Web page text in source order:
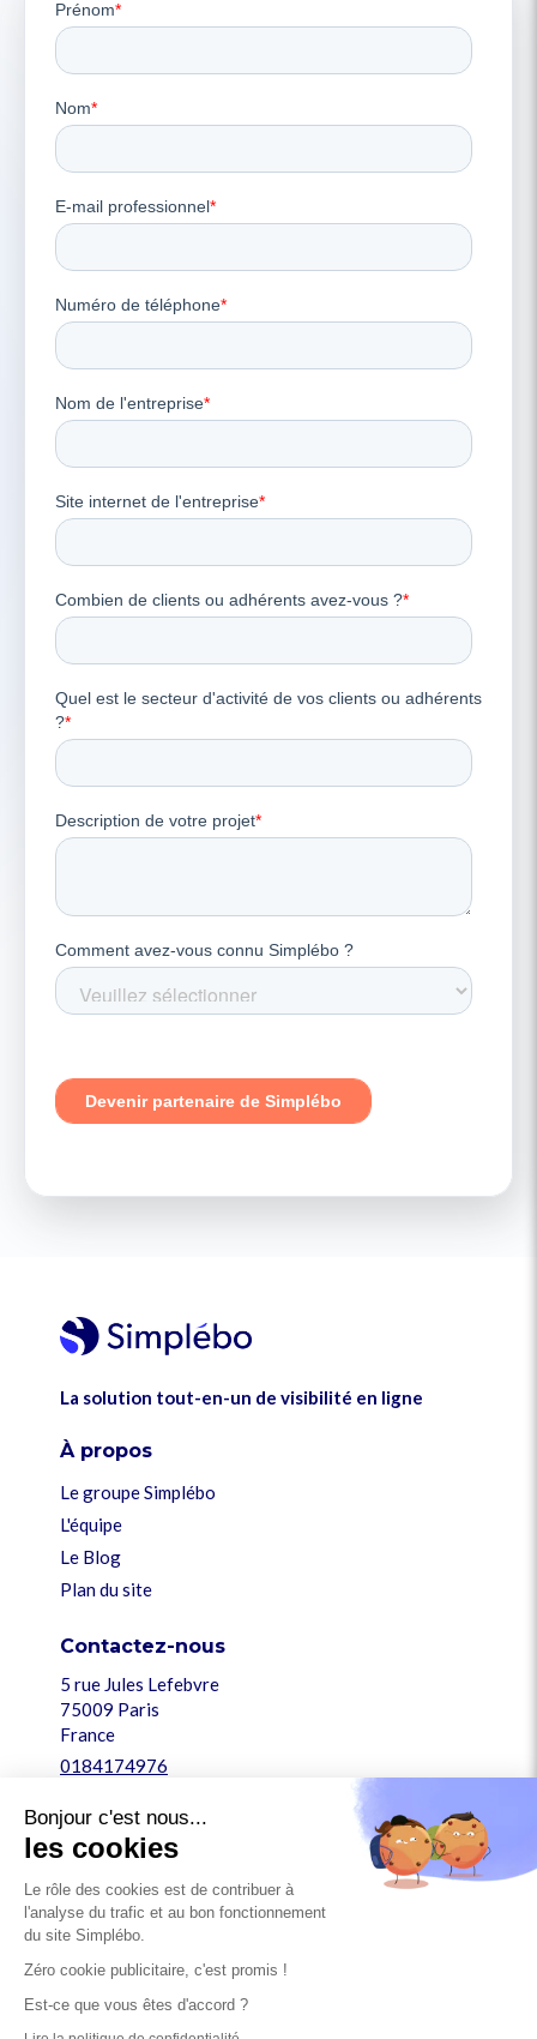
La solution tout-en-un de visibilité en ligne
À propos
Le groupe Simplébo
L'équipe
Le Blog
Plan du site
Contactez-nous
5 rue Jules Lefebvre
75009 Paris
France
0184174976
Légal
Mentions légales
Conditions générales
Bonjour c'est nous...
les cookies
Le rôle des cookies est de contribuer à
l'analyse du trafic et au bon fonctionnement
du site Simplébo.
Zéro cookie publicitaire, c'est promis !
Est-ce que vous êtes d'accord ?